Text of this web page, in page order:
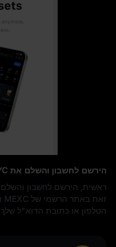
הירשם לחשבון והשלם את KYC
הטלפון או כתובת הדוא"ל שלך.